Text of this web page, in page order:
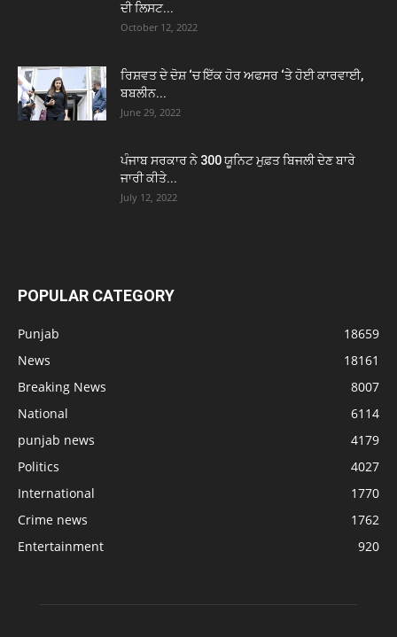
ਦੀ ਲਿਸਟ...
October 12, 2022
ਰਿਸ਼ਵਤ ਦੇ ਦੋਸ਼ ‘ਚ ਇੱਕ ਹੋਰ ਅਫਸਰ ‘ਤੇ ਹੋਈ ਕਾਰਵਾਈ,
ਬਬਲੀਨ...
June 29, 2022
ਪੰਜਾਬ ਸਰਕਾਰ ਨੇ 300 ਯੂਨਿਟ ਮੁਫ਼ਤ ਬਿਜਲੀ ਦੇਣ ਬਾਰੇ
ਜਾਰੀ ਕੀਤੇ...
July 12, 2022
POPULAR CATEGORY
Punjab
18659
News
18161
Breaking News
8007
National
6114
punjab news
4179
Politics
4027
International
1770
Crime news
1762
Entertainment
920